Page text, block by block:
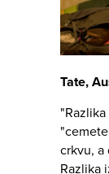
Tate,
crkvu, a
Razlika